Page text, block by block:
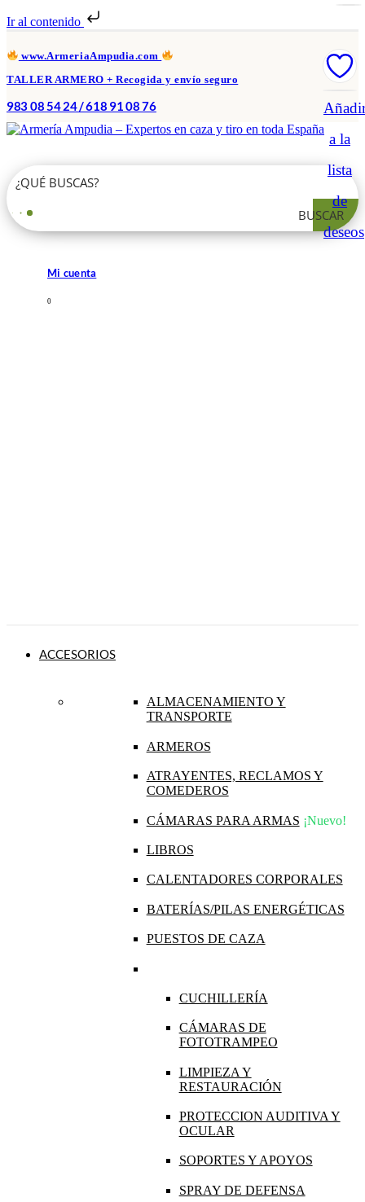
Ir al contenido
www.ArmeriaAmpudia.com
TALLER ARMERO + Recogida y envío seguro
983 08 54 24 / 618 91 08 76
BUSCAR
Mi cuenta
0
ACCESORIOS
ALMACENAMIENTO Y
TRANSPORTE
ARMEROS
ATRAYENTES, RECLAMOS Y
COMEDEROS
CÁMARAS PARA ARMAS ¡Nuevo!
LIBROS
CALENTADORES CORPORALES
BATERÍAS/PILAS ENERGÉTICAS
PUESTOS DE CAZA
CUCHILLERÍA
CÁMARAS DE
FOTOTRAMPEO
LIMPIEZA Y
RESTAURACIÓN
PROTECCION AUDITIVA Y
OCULAR
SOPORTES Y APOYOS
SPRAY DE DEFENSA
a la
lista
de
deseos